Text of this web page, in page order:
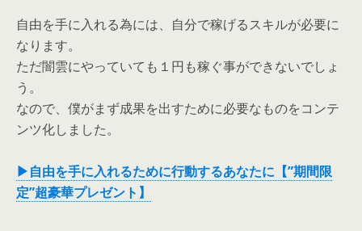
自由を手に入れる為には、自分で稼げるスキルが必要に
なります。
ただ闇雲にやっていても１円も稼ぐ事ができないでしょ
う。
なので、僕がまず成果を出すために必要なものをコンテ
ンツ化しました。
▶自由を手に入れるために行動するあなたに【”期間限
定”超豪華プレゼント】